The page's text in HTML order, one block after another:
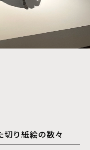
切り紙絵の数々